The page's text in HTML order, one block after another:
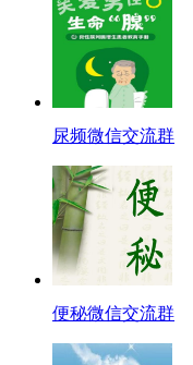
尿频微信交流群
便秘微信交流群